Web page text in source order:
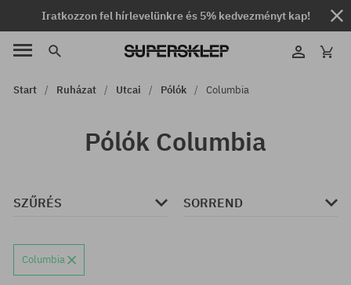
Iratkozzon fel hírlevelünkre és 5% kedvezményt kap!
Start Ruházat Utcai Pólók Columbia
Pólók Columbia
SZŰRÉS SORREND
Columbia